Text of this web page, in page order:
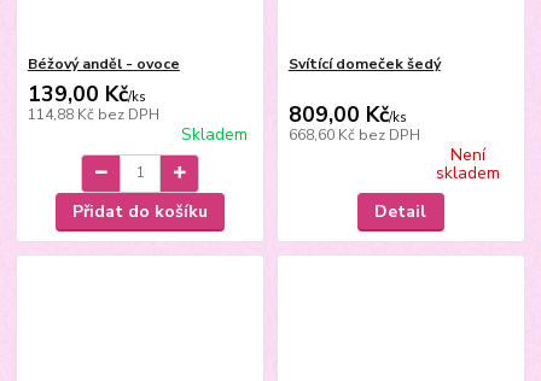
Béžový anděl - ovoce
139,00 Kč/ks
114,88 Kč bez DPH
Skladem
Přidat do košíku
Svítící domeček šedý
809,00 Kč/ks
668,60 Kč bez DPH
Není
skladem
Detail